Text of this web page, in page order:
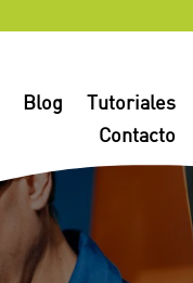
Blog
Tutoriales
Contacto